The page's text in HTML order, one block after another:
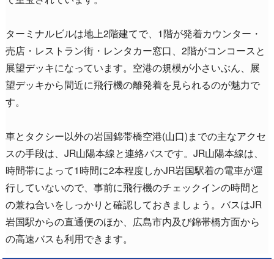
ターミナルビルは地上2階建てで、1階が発着カウンター・
売店・レストラン街・レンタカー窓口、2階がコンコースと
展望デッキになっています。空港の規模が小さいぶん、展
望デッキから間近に飛行機の離発着を見られるのが魅力で
す。
車とタクシー以外の岩国錦帯橋空港(山口)までの主なアクセ
スの手段は、JR山陽本線と連絡バスです。JR山陽本線は、
時間帯によって1時間に2本程度しかJR岩国駅着の電車が運
行していないので、事前に飛行機のチェックインの時間と
の兼ね合いをしっかりと確認しておきましょう。バスはJR
岩国駅からの直通便のほか、広島市内及び錦帯橋方面から
の高速バスも利用できます。